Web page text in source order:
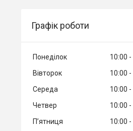
Графік роботи
Понеділок 10:00
Вівторок
10:00
Середа
10:00
Четвер
10:00
Пʼятниця
10:00